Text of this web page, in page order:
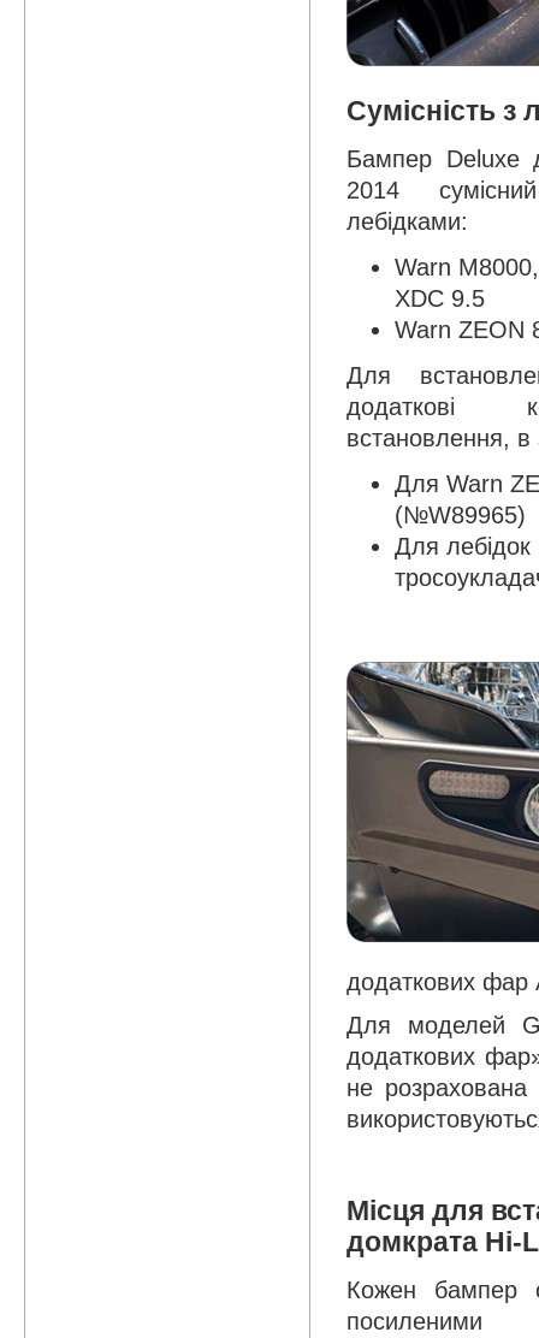
Сумісність з
Бампер Deluxe
2014
лебідками:
Warn
XDC 9.5
Warn ZEON
Для
додаткові
встановлення, в
Для Warn
(№W89965)
Для лебідок
додаткових фар
Для моделей
додаткових
не
Місця для
домкрата Hi-
Кожен бампер